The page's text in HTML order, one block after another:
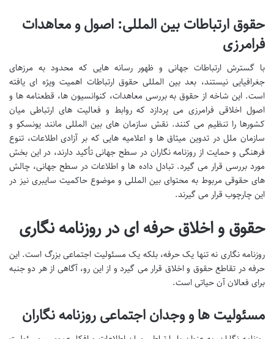
حقوق ارتباطات بین المللی: اصول و معاهدات
فرامرزی
با گسترش ارتباطات جهانی و ظهور رسانه هایی که محدود به مرزهای
جغرافیایی نیستند، بعد بین المللی حقوق ارتباطات اهمیت ویژه ای یافته
است. این شاخه از حقوق به بررسی معاهدات، کنوانسیون ها، قطعنامه ها و
اصول اخلاقی فرامرزی می پردازد که روابط و فعالیت های ارتباطی میان
کشورها را تنظیم می کنند. نقش سازمان های بین المللی مانند یونسکو و
سازمان ملل در تدوین میثاق ها و اعلامیه هایی که بر آزادی اطلاعات، تنوع
فرهنگی و حمایت از روزنامه نگاران در سطح جهانی تأکید دارند، در این بخش
مورد بررسی قرار می گیرد. تبادل داده ها و اطلاعات در سطح جهانی، چالش
های حقوقی مربوط به محتوای بین المللی و موضوع حاکمیت سایبری نیز در
این چارچوب قرار می گیرند.
حقوق و اخلاق حرفه ای در روزنامه نگاری
روزنامه نگاری نه تنها یک حرفه، بلکه یک مسئولیت اجتماعی بزرگ است. این
حرفه در تقاطع حقوق و اخلاق قرار می گیرد و از این رو، آگاهی از هر دو جنبه
برای فعالان آن حیاتی است.
مسئولیت ها و وجدان اجتماعی روزنامه نگاران